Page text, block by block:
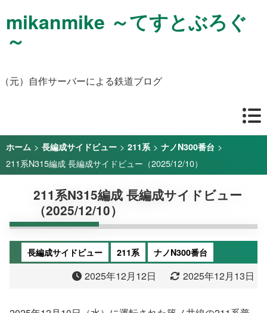
mikanmike ～てすとぶろぐ
～
（元）自作サーバーによる鉄道ブログ
ホーム > 長編成サイドビュー > 211系 > ナノN300番台 >
211系N315編成 長編成サイドビュー（2025/12/10）
211系N315編成 長編成サイドビュー
（2025/12/10）
長編成サイドビュー 211系 ナノN300番台
2025年12月12日 2025年12月13日